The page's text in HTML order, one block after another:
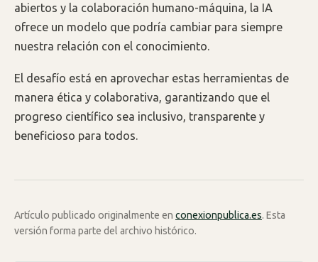
abiertos y la colaboración humano-máquina, la IA
ofrece un modelo que podría cambiar para siempre
nuestra relación con el conocimiento.
El desafío está en aprovechar estas herramientas de
manera ética y colaborativa, garantizando que el
progreso científico sea inclusivo, transparente y
beneficioso para todos.
Artículo publicado originalmente en conexionpublica.es. Esta
versión forma parte del archivo histórico.